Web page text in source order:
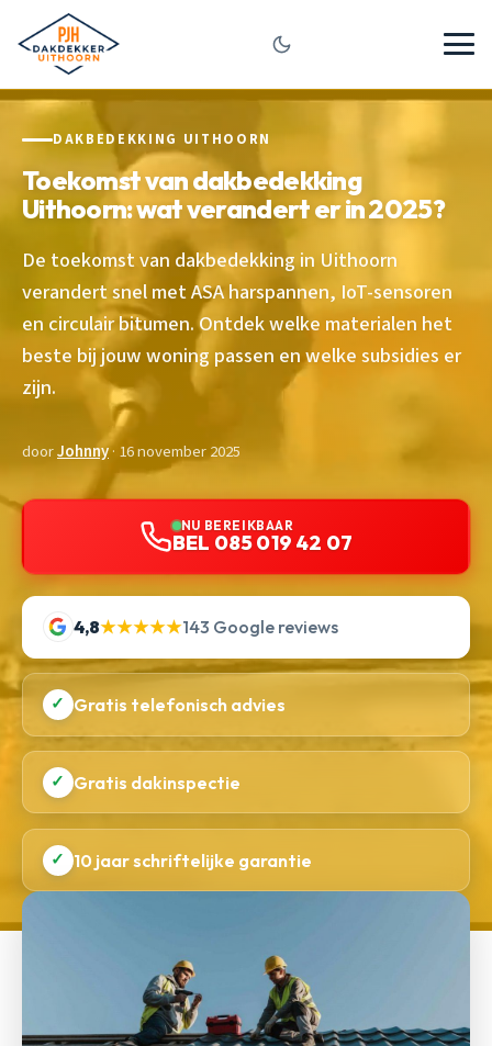
DAKBEDEKKING UITHOORN
Toekomst van dakbedekking
Uithoorn: wat verandert er in 2025?
De toekomst van dakbedekking in Uithoorn
verandert snel met ASA harspannen, IoT-sensoren
en circulair bitumen. Ontdek welke materialen het
beste bij jouw woning passen en welke subsidies er
zijn.
doorJohnny· 16 november 2025
NU BEREIKBAAR
BEL 085 019 42 07
4,8★★★★★143 Google reviews
✓ Gratis telefonisch advies
✓ Gratis dakinspectie
✓ 10 jaar schriftelijke garantie